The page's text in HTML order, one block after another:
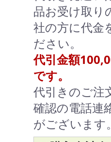
品お受け取り
社の方に代金
ださい。
代引金額
です。
代引きのご注
確認の電話連
がございます。